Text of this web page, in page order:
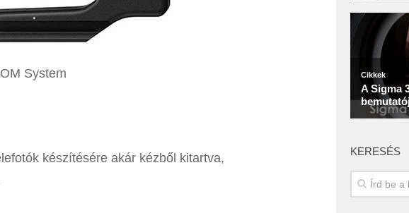
System
készítésére akár kézből kitartva,
KERESÉS